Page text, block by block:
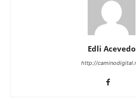
Edli Acevedo
http://